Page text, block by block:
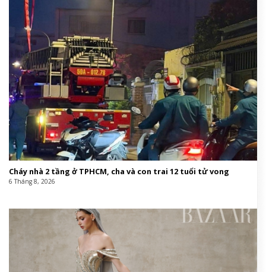
Cháy nhà 2 tầng ở TPHCM, cha và con trai 12 tuổi tử vong
6 Tháng 8, 2026